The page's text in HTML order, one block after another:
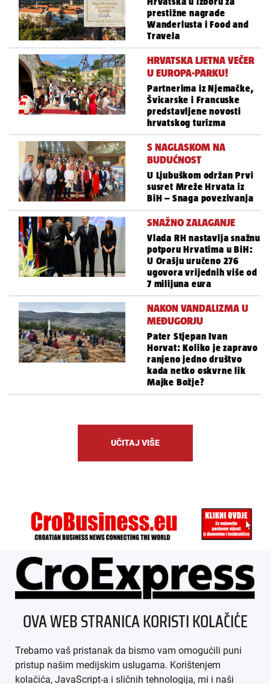
prestižne nagrade
Wanderlusta i Food and
Travela
HRVATSKA LJETNA VEČER
U EUROPA-PARKU!
Partnerima iz Njemačke,
Švicarske i Francuske
predstavljene novosti
hrvatskog turizma
S NAGLASKOM NA
BUDUĆNOST
U Ljubuškom održan Prvi
susret Mreže Hrvata iz
BiH – Snaga povezivanja
SNAŽNO ZALAGANJE
Vlada RH nastavlja snažnu
potporu Hrvatima u BiH:
U Orašju uručeno 276
ugovora vrijednih više od
7 milijuna eura
NAKON VANDALIZMA U
MEĐUGORJU
Pater Stjepan Ivan
Horvat: Koliko je zapravo
ranjeno jedno društvo
kada netko oskvrne lik
Majke Božje?
UČITAJ VIŠE
ÜBER UNS
IMPRESSUM
AGB
OVA WEB STRANICA KORISTI KOLAČIĆE
Trebamo vaš pristanak da bismo vam omogućili puni
pristup našim medijskim uslugama. Korištenjem
kolačića, JavaScript-a i sličnih tehnologija, mi i naši